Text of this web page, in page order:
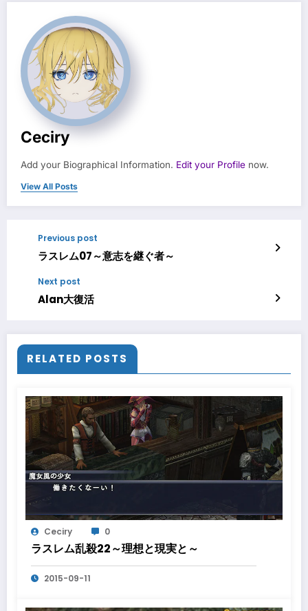
Ceciry
Add your Biographical Information. Edit your Profile now.
View All Posts
Previous post
ラスレム07～意志を継ぐ者～
Next post
Alan大復活
RELATED POSTS
Ceciry 0
ラスレム乱殺22～理想と現実と～
2015-09-11